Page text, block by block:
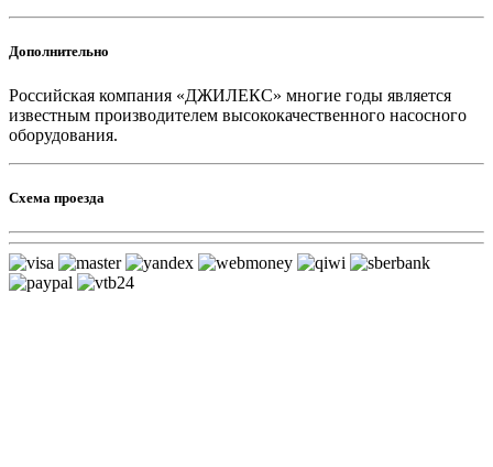
Дополнительно
Российская компания «ДЖИЛЕКС» многие годы является
известным производителем высококачественного насосного
оборудования.
Схема проезда